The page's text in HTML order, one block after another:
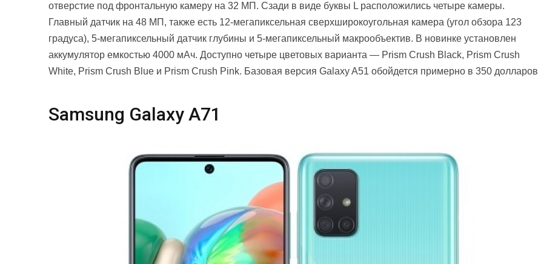
отверстие под фронтальную камеру на 32 МП. Сзади в виде буквы L расположились четыре камеры.
Главный датчик на 48 МП, также есть 12-мегапиксельная сверхширокоугольная камера (угол обзора 123
градуса), 5-мегапиксельный датчик глубины и 5-мегапиксельный макрообъектив. В новинке установлен
аккумулятор емкостью 4000 мАч. Доступно четыре цветовых варианта — Prism Crush Black, Prism Crush
White, Prism Crush Blue и Prism Crush Pink. Базовая версия Galaxy A51 обойдется примерно в 350 долларов
Samsung Galaxy A71